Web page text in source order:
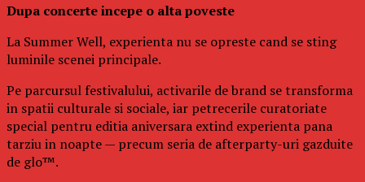
Dupa concerte incepe o alta poveste
La Summer Well, experienta nu se opreste cand se sting
luminile scenei principale.
Pe parcursul festivalului, activarile de brand se transforma
in spatii culturale si sociale, iar petrecerile curatoriate
special pentru editia aniversara extind experienta pana
tarziu in noapte — precum seria de afterparty-uri gazduite
de glo™.